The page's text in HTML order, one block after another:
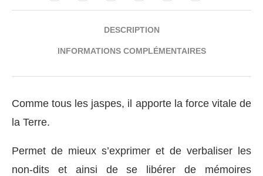
DESCRIPTION
INFORMATIONS COMPLÉMENTAIRES
Comme tous les jaspes, il apporte la force vitale de
la Terre.
Permet de mieux s’exprimer et de verbaliser les
non-dits et ainsi de se libérer de mémoires